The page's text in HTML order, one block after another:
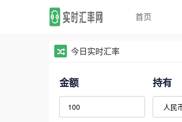
首页
今日实时汇率
金额 持有